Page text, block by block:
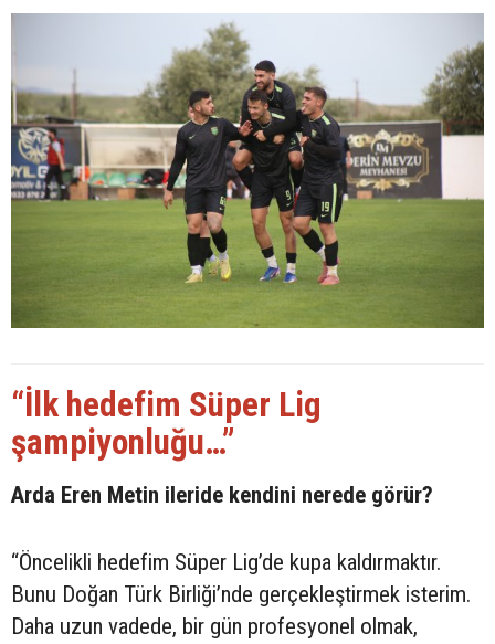
“İlk hedefim Süper Lig
şampiyonluğu…”
Arda Eren Metin ileride kendini nerede görür?
“Öncelikli hedefim Süper Lig’de kupa kaldırmaktır.
Bunu Doğan Türk Birliği’nde gerçekleştirmek isterim.
Daha uzun vadede, bir gün profesyonel olmak,